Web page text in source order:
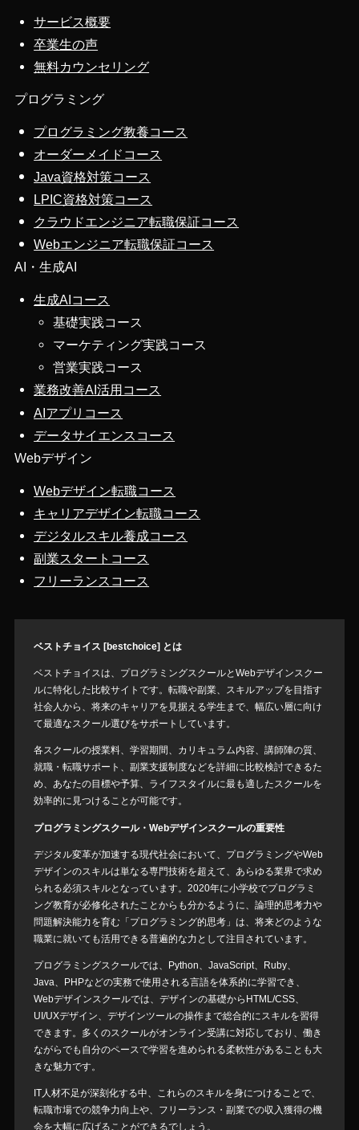
サービス概要
卒業生の声
無料カウンセリング
プログラミング
プログラミング教養コース
オーダーメイドコース
Java資格対策コース
LPIC資格対策コース
クラウドエンジニア転職保証コース
Webエンジニア転職保証コース
AI・生成AI
生成AIコース
基礎実践コース
マーケティング実践コース
営業実践コース
業務改善AI活用コース
AIアプリコース
データサイエンスコース
Webデザイン
Webデザイン転職コース
キャリアデザイン転職コース
デジタルスキル養成コース
副業スタートコース
フリーランスコース
ベストチョイス [bestchoice] とは
ベストチョイスは、プログラミングスクールとWebデザインスクー
ルに特化した比較サイトです。転職や副業、スキルアップを目指す
社会人から、将来のキャリアを見据える学生まで、幅広い層に向け
て最適なスクール選びをサポートしています。
各スクールの授業料、学習期間、カリキュラム内容、講師陣の質、
就職・転職サポート、副業支援制度などを詳細に比較検討できるた
め、あなたの目標や予算、ライフスタイルに最も適したスクールを
効率的に見つけることが可能です。
プログラミングスクール・Webデザインスクールの重要性
デジタル変革が加速する現代社会において、プログラミングやWeb
デザインのスキルは単なる専門技術を超えて、あらゆる業界で求め
られる必須スキルとなっています。2020年に小学校でプログラミ
ング教育が必修化されたことからも分かるように、論理的思考力や
問題解決能力を育む「プログラミング的思考」は、将来どのような
職業に就いても活用できる普遍的な力として注目されています。
プログラミングスクールでは、Python、JavaScript、Ruby、
Java、PHPなどの実務で使用される言語を体系的に学習でき、
Webデザインスクールでは、デザインの基礎からHTML/CSS、
UI/UXデザイン、デザインツールの操作まで総合的にスキルを習得
できます。多くのスクールがオンライン受講に対応しており、働き
ながらでも自分のペースで学習を進められる柔軟性があることも大
きな魅力です。
IT人材不足が深刻化する中、これらのスキルを身につけることで、
転職市場での競争力向上や、フリーランス・副業での収入獲得の機
会を大幅に広げることができるでしょう。